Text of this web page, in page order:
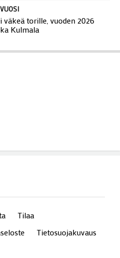
torille, vuoden 2026
Kulmala
Tilaa
Tietosuojakuvaus